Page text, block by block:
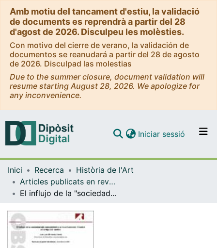
Amb motiu del tancament d'estiu, la validació
de documents es reprendrà a partir del 28
d'agost de 2026. Disculpeu les molèsties.
Con motivo del cierre de verano, la validación de
documentos se reanudará a partir del 28 de agosto
de 2026. Disculpad las molestias
Due to the summer closure, document validation will
resume starting August 28, 2026. We apologize for
any inconvenience.
Navega per tot el DD
Com publicar
Iniciar sessió (current)
Inici Recerca
Història de l'Art
Articles publicats en revistes (Història de l'Art)
El influjo de la "sociedad del conocimiento" en la universidad. O sobre el vértigo del cambio